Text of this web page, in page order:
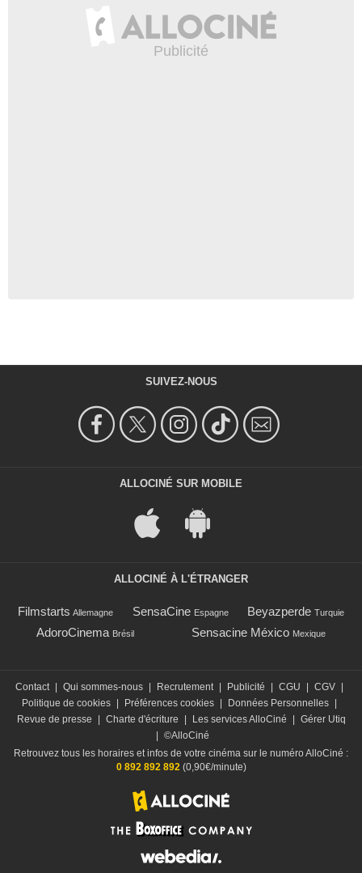
SUIVEZ-NOUS
ALLOCINÉ SUR MOBILE
ALLOCINÉ À L'ÉTRANGER
Filmstarts Allemagne SensaCine Espagne Beyazperde Turquie
AdoroCinema Brésil Sensacine México Mexique
Contact | Qui sommes-nous | Recrutement | Publicité | CGU | CGV |
Politique de cookies | Préférences cookies | Données Personnelles |
Revue de presse
| Charte d'écriture | Les services AlloCiné | Gérer Utiq
| ©AlloCiné
Retrouvez tous les horaires et infos de votre cinéma sur le numéro AlloCiné :
0 892 892 892 (0,90€/minute)